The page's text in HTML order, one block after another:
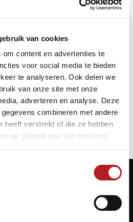
van cookies
om content en advertenties te
voor social media te bieden
te analyseren. Ook delen we
van onze site met onze
adverteren en analyse. Deze
combineren met andere
heeft verstrekt of die ze hebben
uw gebruik van hun services.
alle informatie.